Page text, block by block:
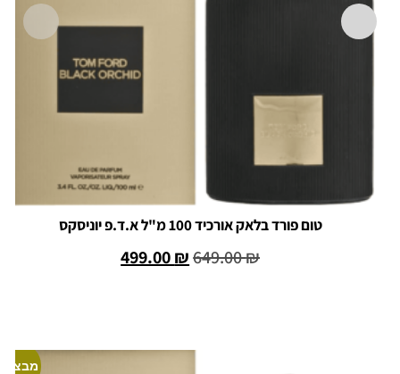
טום פורד בלאק אורכיד 100 מ"ל א.ד.פ יוניסקס
649.00₪
499.00₪
מבצע!